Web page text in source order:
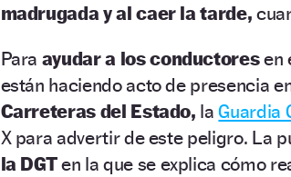
madrugada y al caer la tarde,
Para ayudar a los conductoresen
están haciendo acto de presencia
Carreteras del Estado, laGuardia
X para advertir de este peligro. La
la DGTen la que se explica cómo